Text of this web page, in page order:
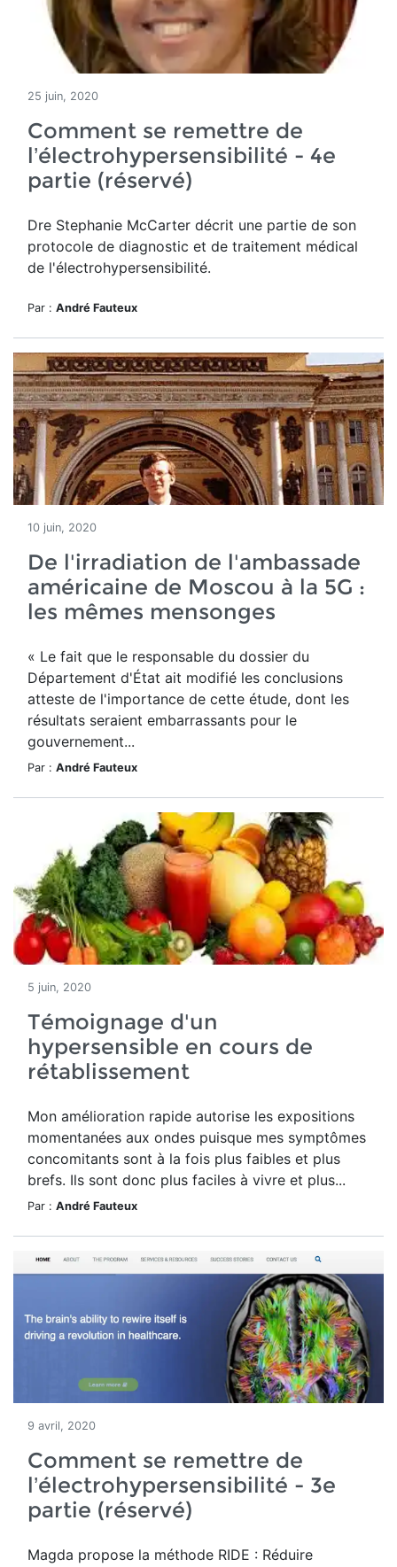
25 juin, 2020
Comment se remettre de
l’électrohypersensibilité - 4e
partie (réservé)
Dre Stephanie McCarter décrit une partie de son
protocole de diagnostic et de traitement médical
de l'électrohypersensibilité.
Par : André Fauteux
10 juin, 2020
De l'irradiation de l'ambassade
américaine de Moscou à la 5G :
les mêmes mensonges
« Le fait que le responsable du dossier du
Département d'État ait modifié les conclusions
atteste de l'importance de cette étude, dont les
résultats seraient embarrassants pour le
gouvernement...
Par : André Fauteux
5 juin, 2020
Témoignage d'un
hypersensible en cours de
rétablissement
Mon amélioration rapide autorise les expositions
momentanées aux ondes puisque mes symptômes
concomitants sont à la fois plus faibles et plus
brefs. Ils sont donc plus faciles à vivre et plus...
Par : André Fauteux
9 avril, 2020
Comment se remettre de
l’électrohypersensibilité - 3e
partie (réservé)
Magda propose la méthode RIDE : Réduire